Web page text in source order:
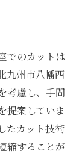
でのカットは
九州市八幡西
考慮し、手間
提案していま
たカット技術
縮することが